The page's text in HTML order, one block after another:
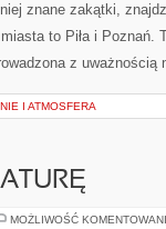
znane zakątki,
to Piła i Poznań.
z
I ATMOSFERA
MOŻLIWOŚĆ